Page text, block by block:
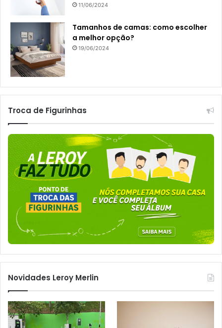
11/06/2024
Tamanhos de camas: como escolher
a melhor opção?
19/06/2024
Troca de Figurinhas
Novidades Leroy Merlin